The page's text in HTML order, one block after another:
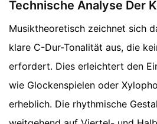
Technische Analyse Der
Musiktheoretisch zeichnet sich
klare C-Dur-Tonalität aus, die
erfordert. Dies erleichtert den
wie Glockenspielen oder
erheblich. Die rhythmische